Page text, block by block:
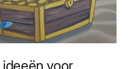
ideeën voor